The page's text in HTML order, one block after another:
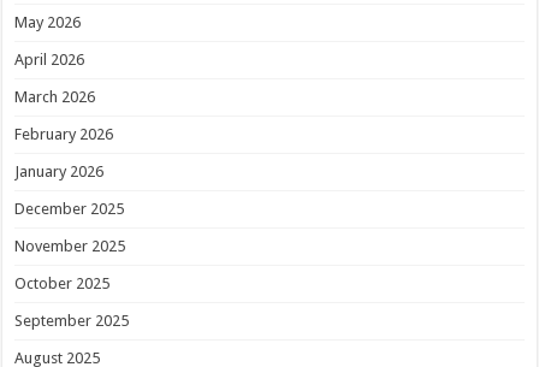
May 2026
April 2026
March 2026
February 2026
January 2026
December 2025
November 2025
October 2025
September 2025
August 2025